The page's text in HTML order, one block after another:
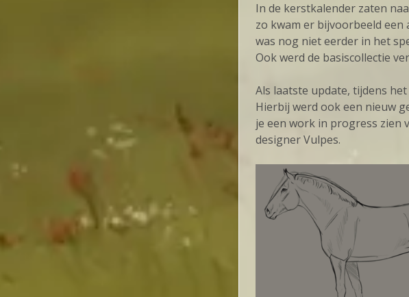
In de kerstkalender zaten
zo kwam er bijvoorbeeld
was nog niet eerder in het
Ook werd de basiscollectie
Als laatste update, tijdens
Hierbij werd ook een nieuw
je een work in progress zien
designer Vulpes.